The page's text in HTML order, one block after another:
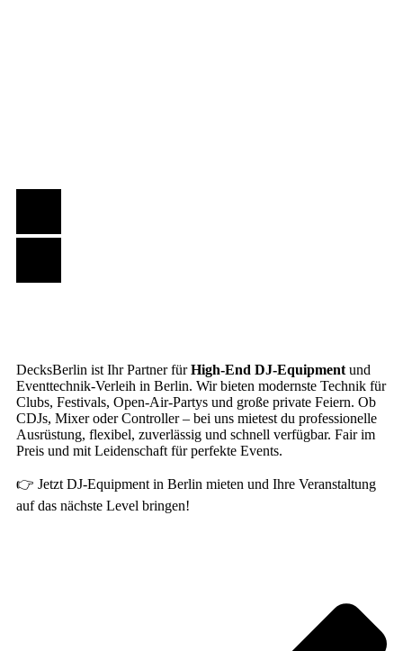
DecksBerlin ist Ihr Partner fürHigh-End DJ-Equipment und
Eventtechnik-Verleih in Berlin. Wir bieten modernste Technik für
Clubs, Festivals, Open-Air-Partys und große private Feiern. Ob
CDJs, Mixer oder Controller – bei uns mietest du professionelle
Ausrüstung, flexibel, zuverlässig und schnell verfügbar. Fair im
Preis und mit Leidenschaft für perfekte Events.
👉 Jetzt DJ-Equipment in Berlin mieten und Ihre Veranstaltung
auf das nächste Level bringen!